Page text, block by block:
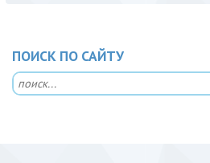
ПОИСК ПО САЙТУ